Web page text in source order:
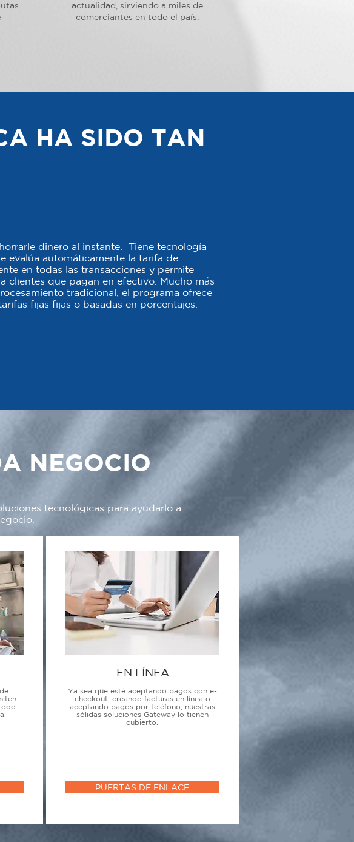
actualidad, sirviendo a miles de
comerciantes en todo el país.
HA SIDO TAN
dinero al instante. Tiene tecnología
evalúa automáticamente la tarifa de
en todas las transacciones y permite
clientes que pagan en efectivo. Mucho más
tradicional, el programa ofrece
fijas fijas o basadas en porcentajes.
NEGOCIO
tecnológicas para ayudarlo a
EN LÍNEA
Ya sea que esté aceptando pagos con e-
checkout, creando facturas en línea o
aceptando pagos por teléfono, nuestras
sólidas soluciones Gateway lo tienen
cubierto.
PUERTAS DE ENLACE